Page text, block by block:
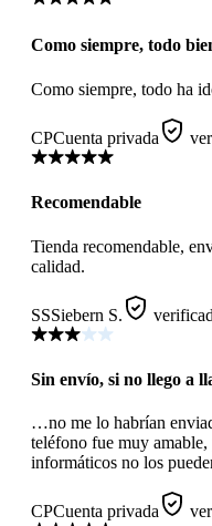
Como siempre, todo
Como siempre, todo ha
CPCuenta privada
Recomendable
Tienda recomendable,
calidad.
SSSiebern S.
Sin envío, si no llego a
…no me lo habrían
teléfono fue muy amable,
informáticos no los
CPCuenta privada